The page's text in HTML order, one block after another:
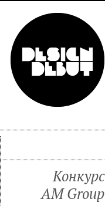
Конкурс
AM Group